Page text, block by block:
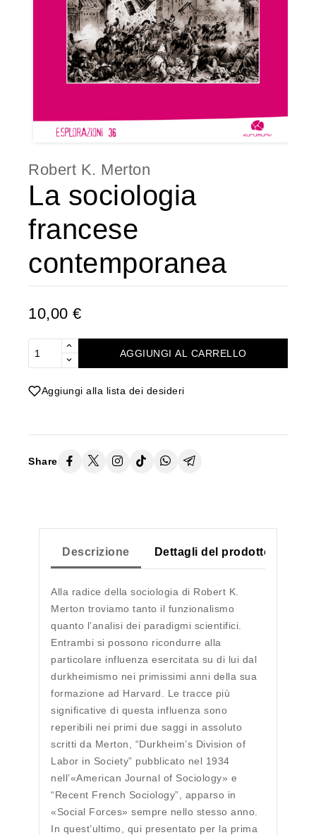
Robert K. Merton
La sociologia
francese
contemporanea
10,00 €
AGGIUNGI AL CARRELLO
Aggiungi alla lista dei desideri
Share
Descrizione Dettagli del prodotto
Alla radice della sociologia di Robert K.
Merton troviamo tanto il funzionalismo
quanto l’analisi dei paradigmi scientifici.
Entrambi si possono ricondurre alla
particolare influenza esercitata su di lui dal
durkheimismo nei primissimi anni della sua
formazione ad Harvard. Le tracce più
significative di questa influenza sono
reperibili nei primi due saggi in assoluto
scritti da Merton, “Durkheim’s Division of
Labor in Society” pubblicato nel 1934
nell’«American Journal of Sociology» e
“Recent French Sociology”, apparso in
«Social Forces» sempre nello stesso anno.
In quest’ultimo, qui presentato per la prima